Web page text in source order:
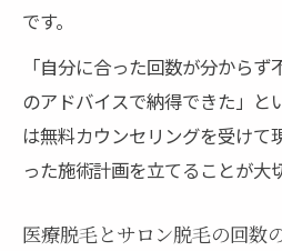
です。
「自分に合った回数が分から
のアドバイスで納得できた」と
は無料カウンセリングを受けて
った施術計画を立てることが大
医療脱毛とサロン脱毛の回数